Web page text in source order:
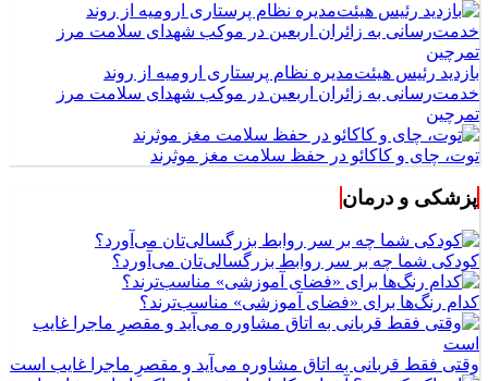
بازدید رئیس هیئت‌مدیره نظام پرستاری ارومیه از روند
خدمت‌رسانی به زائران اربعین در موکب شهدای سلامت مرز
تمرچین
توت، چای و کاکائو در حفظ سلامت مغز موثرند
پزشکی و درمان
کودکی شما چه بر سر روابط بزرگسالی‌تان می‌آورد؟
کدام رنگ‌ها برای «فضای آموزشی» مناسب‌ترند؟
وقتی فقط قربانی به اتاق مشاوره می‌آید و مقصرِ ماجرا غایب است